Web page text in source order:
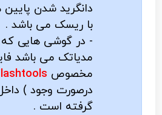
دانگرید شدن
با ریسک می باشد .
- در گوشی هایی که
مدیاتک می باشد
مخصوص
درصورت وجود )
گرفته است .